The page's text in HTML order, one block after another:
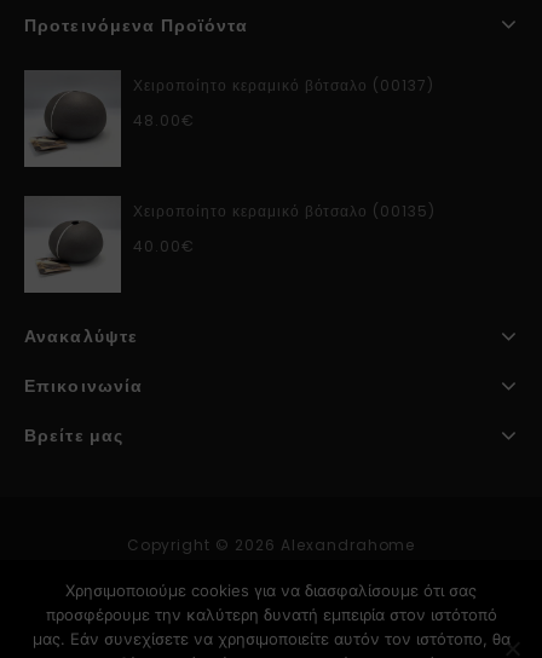
Προτεινόμενα Προϊόντα
Χειροποίητο κεραμικό βότσαλο (00137)
48.00€
Χειροποίητο κεραμικό βότσαλο (00135)
40.00€
Ανακαλύψτε
Επικοινωνία
Βρείτε μας
Copyright © 2026 Alexandrahome
Κατασκευή Ιστοσελίδων
Χρησιμοποιούμε cookies για να διασφαλίσουμε ότι σας
προσφέρουμε την καλύτερη δυνατή εμπειρία στον ιστότοπό
μας. Εάν συνεχίσετε να χρησιμοποιείτε αυτόν τον ιστότοπο, θα